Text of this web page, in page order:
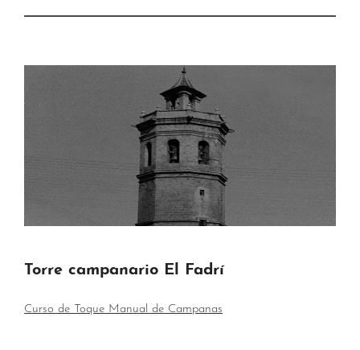
Torre campanario El Fadrí
Curso de Toque Manual de Campanas